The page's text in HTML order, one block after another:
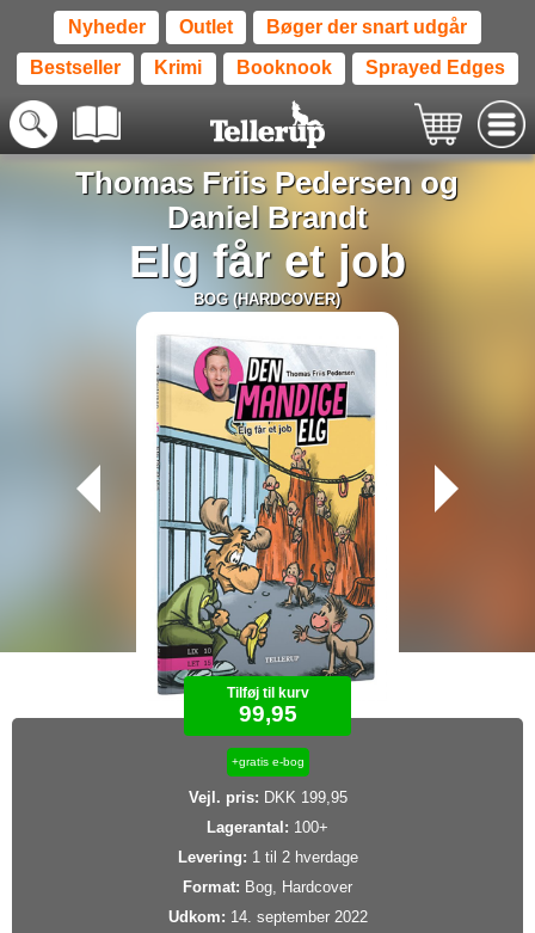
Nyheder Outlet Bøger der snart udgår
Bestseller Krimi Booknook Sprayed Edges
Thomas Friis Pedersen og
Daniel Brandt
Elg får et job
BOG (HARDCOVER)
Tilføj til kurv
99,95
+gratis e-bog
Vejl. pris: DKK 199,95
Lagerantal: 100+
Levering: 1 til 2 hverdage
Format: Bog, Hardcover
Udkom: 14. september 2022